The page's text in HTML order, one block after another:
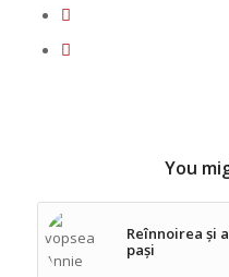
You
Reînnoirea și
pași